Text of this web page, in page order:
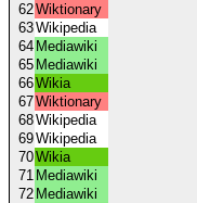
62Wiktionary
63Wikipedia
64 Mediawiki
65 Mediawiki
66Wikia
67Wiktionary
68Wikipedia
69Wikipedia
70Wikia
71 Mediawiki
72 Mediawiki